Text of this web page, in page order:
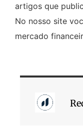
artigos que
No nosso site
mercado